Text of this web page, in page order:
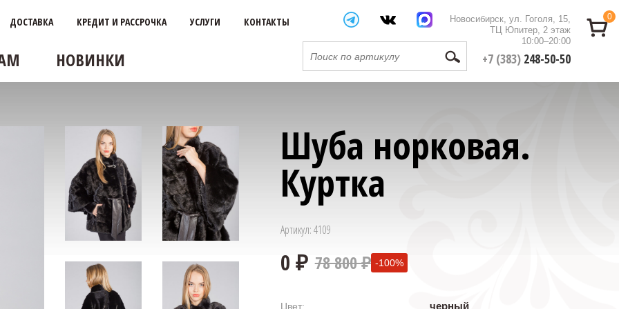
Новосибирск, ул. Гоголя, 15,
ТЦ Юпитер, 2 этаж
10:00–20:00
+7 (383) 248-50-50
ДОСТАВКА КРЕДИТ И РАССРОЧКА УСЛУГИ КОНТАКТЫ
НОВИНКИ
0
Шуба норковая.
Куртка
Артикул: 4109
78 800 ₽ -100%
Цвет: черный